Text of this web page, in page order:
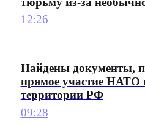
12:26
Найдены документы,
прямое участие НАТО
территории РФ
09:28